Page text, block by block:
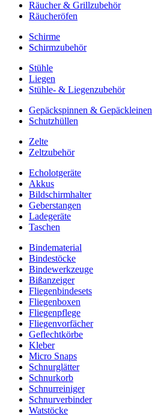
Räucher & Grillzubehör
Räucheröfen
Schirme
Schirmzubehör
Stühle
Liegen
Stühle- & Liegenzubehör
Gepäckspinnen & Gepäckleinen
Schutzhüllen
Zelte
Zeltzubehör
Echolotgeräte
Akkus
Bildschirmhalter
Geberstangen
Ladegeräte
Taschen
Bindematerial
Bindestöcke
Bindewerkzeuge
Bißanzeiger
Fliegenbindesets
Fliegenboxen
Fliegenpflege
Fliegenvorfächer
Geflechtkörbe
Kleber
Micro Snaps
Schnurglätter
Schnurkorb
Schnurreiniger
Schnurverbinder
Watstöcke